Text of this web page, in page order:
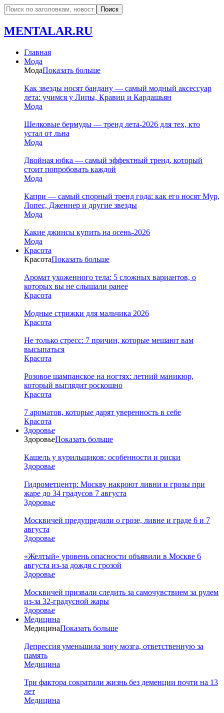
MENTALAR.RU
Главная
Мода
МодаПоказать больше
Как звезды носят бандану — самый модный аксессуар
лета: учимся у Липы, Кравиц и Кардашьян
Мода
Шелковые бермуды — тренд лета-2026 для тех, кто
устал от льна
Мода
Двойная юбка — самый эффектный тренд, который
стоит попробовать каждой
Мода
Капри — самый спорный тренд года: как его носят Мур,
Лопес, Дженнер и другие звезды
Мода
Какие джинсы купить на осень-2026
Мода
Красота
КрасотаПоказать больше
Аромат ухоженного тела: 5 сложных вариантов, о
которых вы не слышали ранее
Красота
Модные стрижки для мальчика 2026
Красота
Не только стресс: 7 причин, которые мешают вам
высыпаться
Красота
Розовое шампанское на ногтях: летний маникюр,
который выглядит роскошно
Красота
7 ароматов, которые дарят уверенность в себе
Красота
Здоровье
ЗдоровьеПоказать больше
Кашель у курильщиков: особенности и риски
Здоровье
Гидрометцентр: Москву накроют ливни и грозы при
жаре до 34 градусов 7 августа
Здоровье
Москвичей предупредили о грозе, ливне и граде 6 и 7
августа
Здоровье
«Желтый» уровень опасности объявили в Москве 6
августа из-за дождя с грозой
Здоровье
Москвичей призвали следить за самочувствием за рулем
из-за 32-градусной жары
Здоровье
Медицина
МедицинаПоказать больше
Депрессия уменьшила зону мозга, ответственную за
память
Медицина
Три фактора сократили жизнь без деменции почти на 13
лет
Медицина